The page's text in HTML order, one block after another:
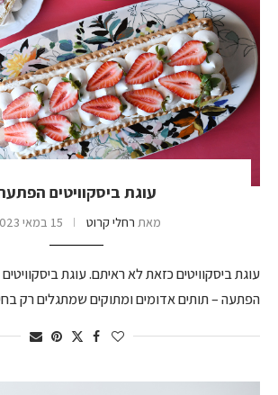
עוגת ביסקוויטים
מאת רחלי קרוט 15 במאי 2023
עוגת ביסקוויטים כזאת לא ראיתם. עוגת
הפתעה – תותים אדומים ומתוקים שמתגלים רק